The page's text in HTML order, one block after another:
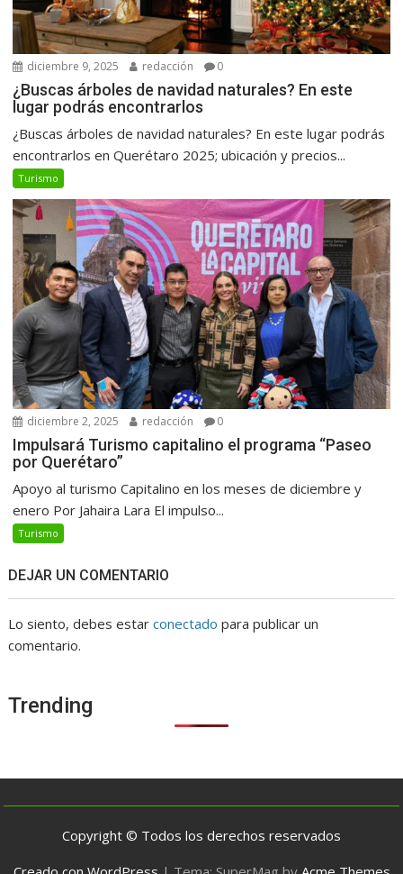
diciembre 9, 2025 redacción 0
¿Buscas árboles de navidad naturales? En este
lugar podrás encontrarlos
¿Buscas árboles de navidad naturales? En este lugar podrás
encontrarlos en Querétaro 2025; ubicación y precios...
Turismo
diciembre 2, 2025 redacción 0
Impulsará Turismo capitalino el programa “Paseo
por Querétaro”
Apoyo al turismo Capitalino en los meses de diciembre y
enero Por Jahaira Lara El impulso...
Turismo
DEJAR UN COMENTARIO
Lo siento, debes estarconectado para publicar un
comentario.
Trending
Copyright © Todos los derechos reservados